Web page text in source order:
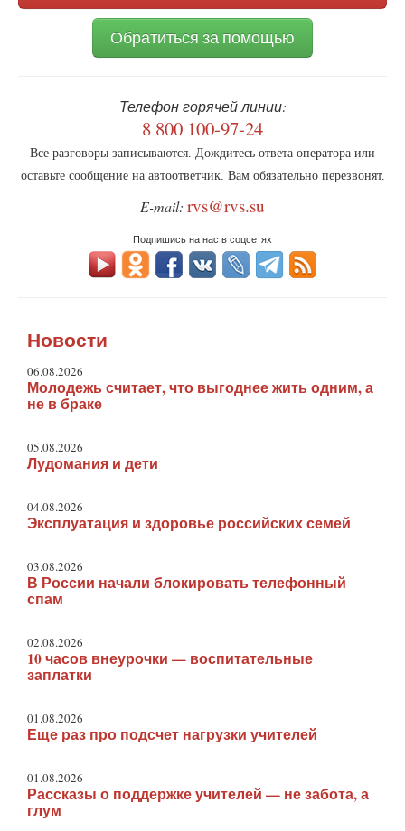
Обратиться за помощью
Телефон горячей линии:
8 800 100-97-24
Все разговоры записываются. Дождитесь ответа оператора или
оставьте сообщение на автоответчик. Вам обязательно перезвонят.
E-mail: rvs@rvs.su
Подпишись на нас в соцсетях
Новости
06.08.2026
Молодежь считает, что выгоднее жить одним, а
не в браке
05.08.2026
Лудомания и дети
04.08.2026
Эксплуатация и здоровье российских семей
03.08.2026
В России начали блокировать телефонный
спам
02.08.2026
10 часов внеурочки — воспитательные
заплатки
01.08.2026
Еще раз про подсчет нагрузки учителей
01.08.2026
Рассказы о поддержке учителей — не забота, а
глум